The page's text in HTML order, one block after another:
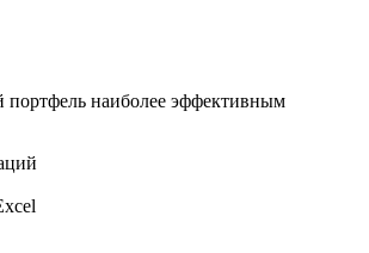
портфель наиболее эффективным